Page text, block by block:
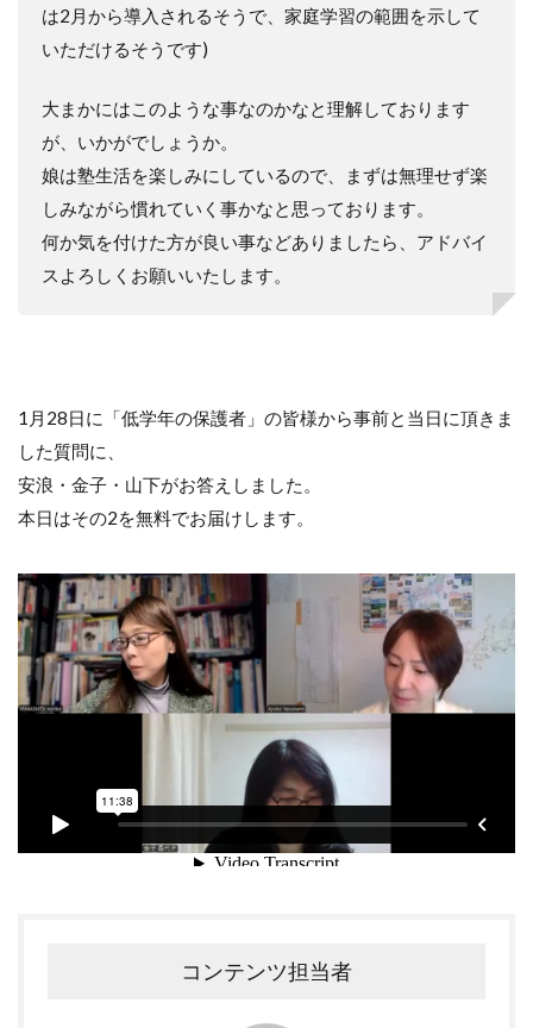
は2月から導入されるそうで、家庭学習の範囲を示して
いただけるそうです)
大まかにはこのような事なのかなと理解しております
が、いかがでしょうか。
娘は塾生活を楽しみにしているので、まずは無理せず楽
しみながら慣れていく事かなと思っております。
何か気を付けた方が良い事などありましたら、アドバイ
スよろしくお願いいたします。
1月28日に「低学年の保護者」の皆様から事前と当日に頂きま
した質問に、
安浪・金子・山下がお答えしました。
本日はその2を無料でお届けします。
コンテンツ担当者